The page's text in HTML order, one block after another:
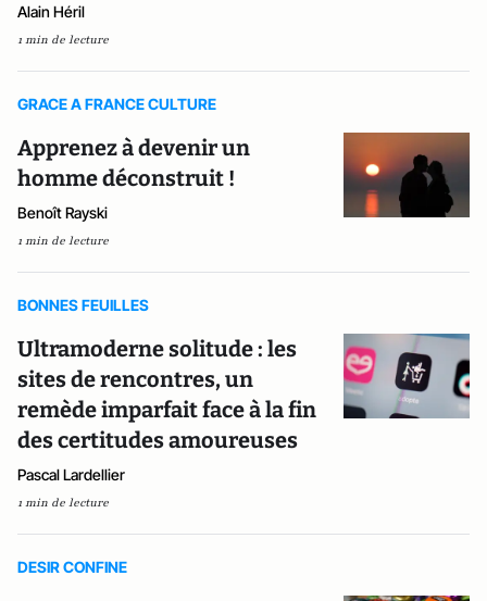
Alain Héril
1 min de lecture
GRACE A FRANCE CULTURE
Apprenez à devenir un
homme déconstruit !
Benoît Rayski
1 min de lecture
BONNES FEUILLES
Ultramoderne solitude : les
sites de rencontres, un
remède imparfait face à la fin
des certitudes amoureuses
Pascal Lardellier
1 min de lecture
DESIR CONFINE